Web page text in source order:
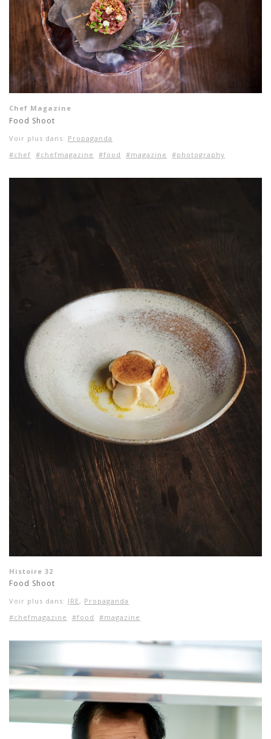
Chef Magazine
Food Shoot
Voir plus dans: Propaganda
#chef #chefmagazine #food #magazine #photography
Histoire 32
Food Shoot
Voir plus dans: JRE, Propaganda
#chefmagazine
#food #magazine